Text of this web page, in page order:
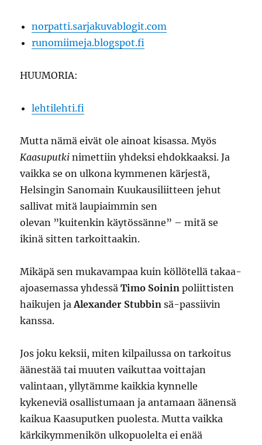
norpatti.sarjakuvablogit.com
runomiimeja.blogspot.fi
HUUMORIA:
lehtilehti.fi
Mutta nämä eivät ole ainoat kisassa. Myös
Kaasuputki nimettiin yhdeksi ehdokkaaksi. Ja
vaikka se on ulkona kymmenen kärjestä,
Helsingin Sanomain Kuukausiliitteen jehut
sallivat mitä laupiaimmin sen
olevan ”kuitenkin käytössänne” – mitä se
ikinä sitten tarkoittaakin.
Mikäpä sen mukavampaa kuin köllötellä takaa-
ajoasemassa yhdessäTimo Soinin poliittisten
haikujen jaAlexander Stubbin sä-passiivin
kanssa.
Jos joku keksii, miten kilpailussa on tarkoitus
äänestää tai muuten vaikuttaa voittajan
valintaan, yllytämme kaikkia kynnelle
kykeneviä osallistumaan ja antamaan äänensä
kaikua Kaasuputken puolesta. Mutta vaikka
kärkikymmenikön ulkopuolelta ei enää